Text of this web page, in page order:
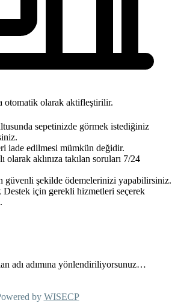
otomatik olarak aktifleştirilir.
sepetinizde görmek istediğiniz
iade edilmesi mümkün değidir.
olarak aklınıza takılan soruları 7/24
güvenli şekilde ödemelerinizi yapabilirsiniz.
için gerekli hizmetleri seçerek
adı adımına yönlendiriliyorsunuz…
by WISECP